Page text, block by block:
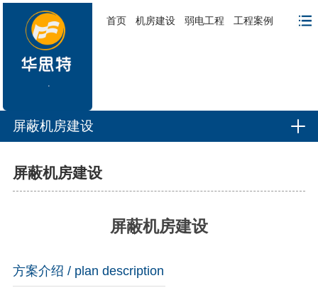
首页 机房建设 弱电工程 工程案例
屏蔽机房建设
屏蔽机房建设
屏蔽机房建设
方案介绍 / plan description